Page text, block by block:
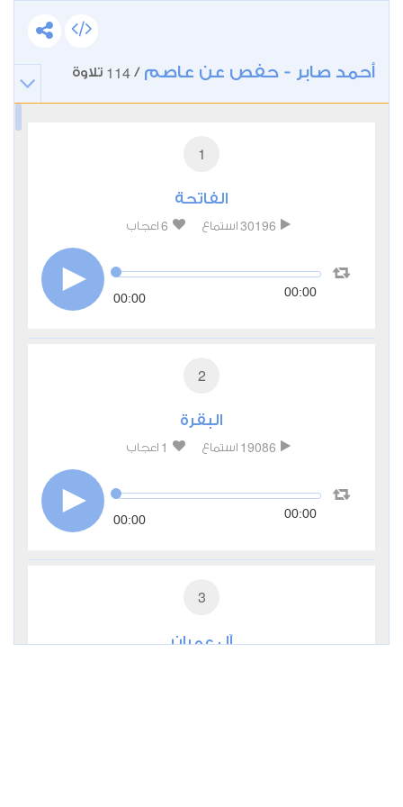
أحمد صابر - حفص عن عاصم /
114 تلاوة
1
الفاتحة
30196 استماع 6 اعجاب
00:00 00:00
2
البقرة
19086 استماع 1 اعجاب
00:00 00:00
3
آل عمران